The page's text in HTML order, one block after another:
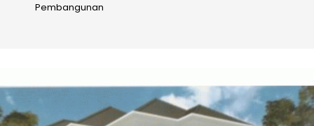
Pembangunan